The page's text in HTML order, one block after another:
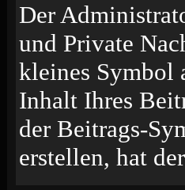
Der
und Private
kleines Symbol
Inhalt Ihres
der Beitrags-
erstellen, hat